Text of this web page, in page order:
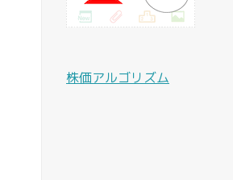
株価アルゴリズム